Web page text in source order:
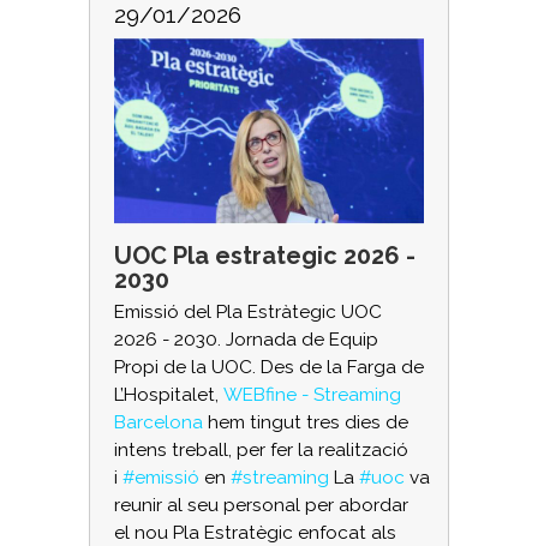
29/01/2026
UOC Pla estrategic 2026 -
2030
Emissió del Pla Estràtegic UOC
2026 - 2030. Jornada de Equip
Propi de la UOC. Des de la Farga de
L’Hospitalet, WEBfine - Streaming
Barcelona hem tingut tres dies de
intens treball, per fer la realització
i #emissió en #streaming La #uoc va
reunir al seu personal per abordar
el nou Pla Estratègic enfocat als